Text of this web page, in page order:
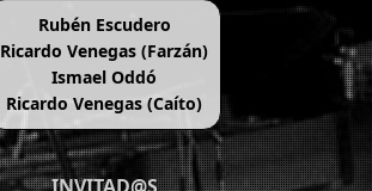
Rubén Escudero
Ricardo Venegas (Farzán)
Ismael Oddó
Ricardo Venegas (Caíto)